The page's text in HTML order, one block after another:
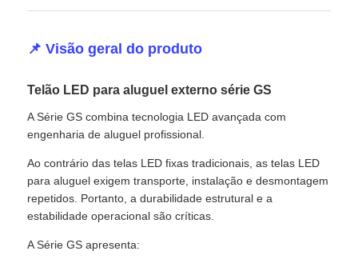
Painel de exibição LED exterior
outdoor led ao ar livre
📌 Visão geral do produto
Telão LED para aluguel externo série GS
A Série GS combina tecnologia LED avançada com
engenharia de aluguel profissional.
Ao contrário das telas LED fixas tradicionais, as telas LED
para aluguel exigem transporte, instalação e desmontagem
repetidos. Portanto, a durabilidade estrutural e a
estabilidade operacional são críticas.
A Série GS apresenta: